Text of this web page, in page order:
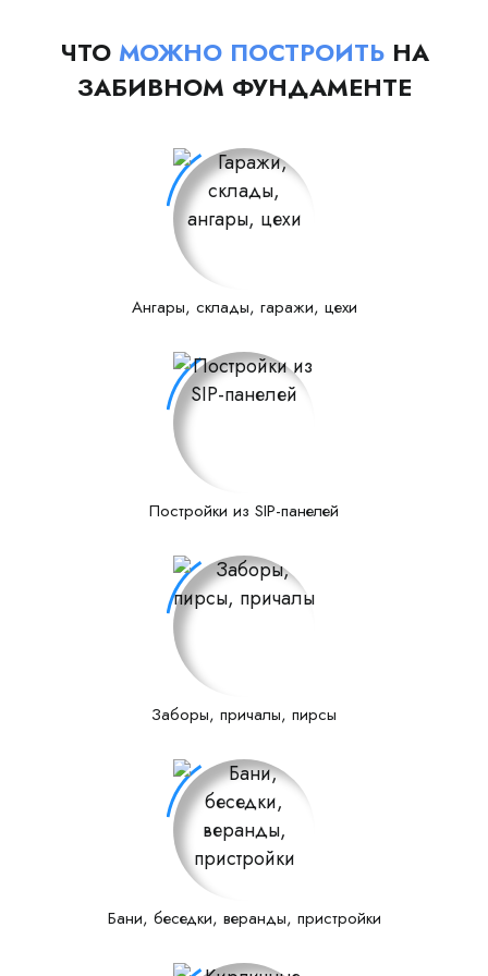
ЧТО МОЖНО ПОСТРОИТЬНА
ЗАБИВНОМ ФУНДАМЕНТЕ
Ангары, склады, гаражи, цехи
Постройки из SIP-панелей
Заборы, причалы, пирсы
Бани, беседки, веранды, пристройки